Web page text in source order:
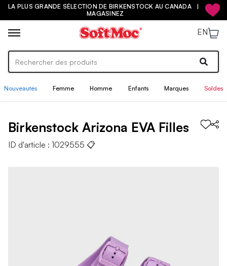
LA PLUS GRANDE SÉLECTION DE BIRKENSTOCK AU CANADA |
MAGASINEZ
EN
Nouveautés Femme Homme Enfants Marques Soldes
Birkenstock Arizona EVA Filles
ID d'article : 1029555 📋